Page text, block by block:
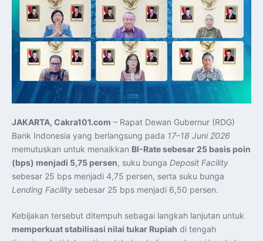
Koordinasi Jaga Stabilitas Keuangan dan Kepercayaan
Pasar
Presiden Prabowo Perkuat Sinergi Perguruan Tinggi dan
PT PAL untuk Majukan Industri Perkapalan Nasional
KASAL dan Panglima Armada Pasifik Rusia Resmi Buka
Latma ORRUDA 2026
T-50i Golden Eagle TNI AU Meriahkan Pitch Black Mindil
Beach Flying Display 2026
Indonesia dan Turki Sepakati Joint Action Plan 2026–
2027, Perkuat Pasar Kerja Inklusif hingga Transformasi
Balai Vokasi
TNI AU Tingkatkan Kemampuan Personel melalui
Pelatihan Signal Radio untuk Misi Pertahanan Udara dan
Menkeu Purbaya Instruksikan Penyelarasan Aturan KEK
untuk Perkuat Daya Saing Industri Dalam Negeri
Mentan Amran Pacu Produksi Gula Nasional, Target
Swasembada Gula Putih Dua Tahun dan Tembus 3 Juta
Menlu Sugiono Tekankan Inovasi sebagai Kunci
Penguatan Kerja Sama Konkret ASEAN Plus Three
Latma ORRUDA 2026 di Vladivostok Perkuat Diplomasi
Maritim TNI AL dan Rusia
Menlu Sugiono: “Kekuatan Ekonomi ASEAN-RRT Harus
Menjadi Penopang Stabilitas Kawasan”
ASEAN dan Amerika Serikat Perkuat Kemitraan untuk
JAKARTA, Cakra101.com – Rapat Dewan Gubernur (RDG)
Bank Indonesia yang berlangsung pada 17–18 Juni 2026
memutuskan untuk menaikkan BI-Rate sebesar 25 basis poin
(bps) menjadi 5,75 persen, suku bunga Deposit Facility
sebesar 25 bps menjadi 4,75 persen, serta suku bunga
Lending Facility sebesar 25 bps menjadi 6,50 persen.
Kebijakan tersebut ditempuh sebagai langkah lanjutan untuk
memperkuat stabilisasi nilai tukar Rupiah di tengah